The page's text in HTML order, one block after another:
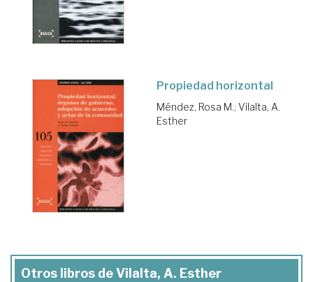
Propiedad horizontal
Méndez, Rosa M.; Vilalta, A.
Esther
Otros libros de Vilalta, A. Esther